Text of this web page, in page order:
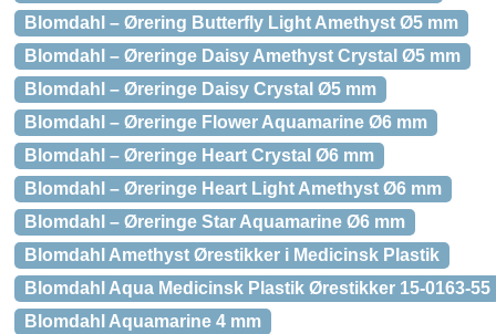
Blomdahl – Ørering Butterfly Light Amethyst Ø5 mm
Blomdahl – Øreringe Daisy Amethyst Crystal Ø5 mm
Blomdahl – Øreringe Daisy Crystal Ø5 mm
Blomdahl – Øreringe Flower Aquamarine Ø6 mm
Blomdahl – Øreringe Heart Crystal Ø6 mm
Blomdahl – Øreringe Heart Light Amethyst Ø6 mm
Blomdahl – Øreringe Star Aquamarine Ø6 mm
Blomdahl Amethyst Ørestikker i Medicinsk Plastik
Blomdahl Aqua Medicinsk Plastik Ørestikker 15-0163-55
Blomdahl Aquamarine 4 mm